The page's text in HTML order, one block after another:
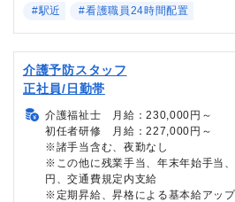
#駅近 #看護職員24時間配置
介護予防スタッフ
正社員/日勤帯
介護福祉士 月給：230,000円～
初任者研修 月給：227,000円～
※諸手当含む、夜勤なし
※この他に残業手当、年末年始手当
円、交通費規定内支給
※定期昇給、昇格による基本給アップ